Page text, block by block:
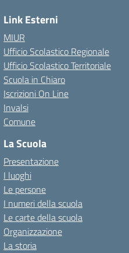
Link Esterni
MIUR
Ufficio Scolastico Regionale
Ufficio Scolastico Territoriale
Scuola in Chiaro
Iscrizioni On Line
Invalsi
Comune
La Scuola
Presentazione
I luoghi
Le persone
I numeri della scuola
Le carte della scuola
Organizzazione
La storia